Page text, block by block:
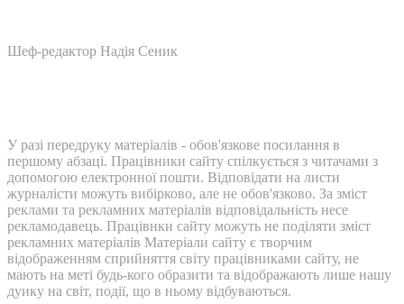
Шеф-редактор Надія Сеник
У разі передруку матеріалів - обов'язкове посилання в
першому абзаці. Працівники сайту спілкується з читачами з
допомогою електронної пошти. Відповідати на листи
журналісти можуть вибірково, але не обов'язково. За зміст
реклами та рекламних матеріалів відповідальність несе
рекламодавець. Працівнки сайту можуть не поділяти зміст
рекламних матеріалів Матеріали сайту є творчим
відображенням сприйняття світу працівниками сайту, не
мають на меті будь-кого образити та відображають лише нашу
дуику на світ, події, що в ньому відбуваються.